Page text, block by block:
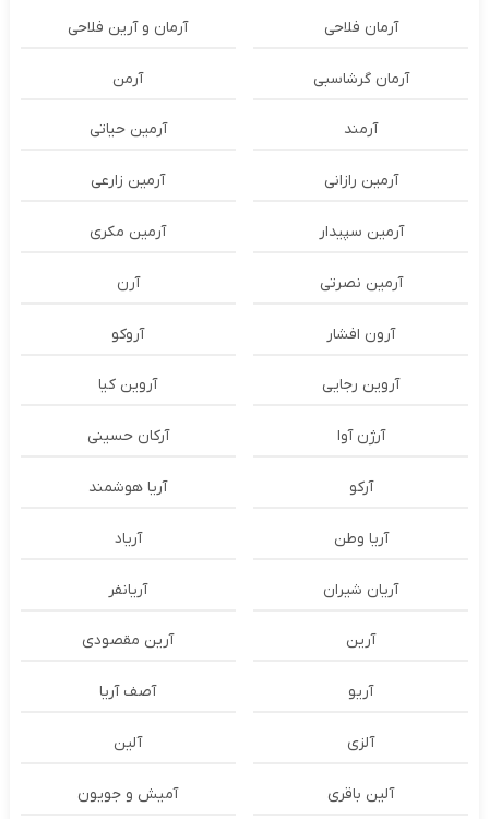
آرمان فلاحی آرمان و آرین فلاحی
آرمان گرشاسبی آرمن
آرمند آرمین حیاتی
آرمین رازانی آرمین زارعی
آرمین سپیدار آرمین مکری
آرمین نصرتی آرن
آرون افشار آروکو
آروین رجایی آروین کیا
آرژن آوا آرکان حسینی
آرکو آریا هوشمند
آریا وطن آریاد
آریان شیران آریانفر
آرین آرین مقصودی
آریو آصف آریا
آلزی آلین
آلین باقری آمیش و جویون